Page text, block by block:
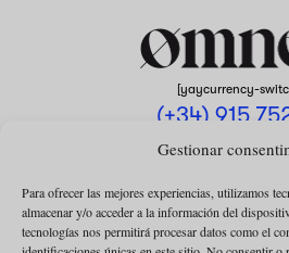
Gestionar
Para ofrecer las mejores experiencias, utilizamos
almacenar y/o acceder a la información del
tecnologías nos permitirá procesar datos como el
[yaycurrency-
(+34) 915